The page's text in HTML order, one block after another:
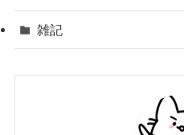
雑記